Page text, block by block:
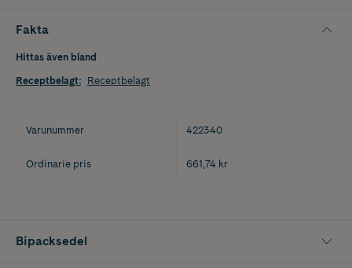
Fakta
Hittas även bland
Receptbelagt: Receptbelagt
Varunummer 422340
Ordinarie pris 661,74 kr
Bipacksedel